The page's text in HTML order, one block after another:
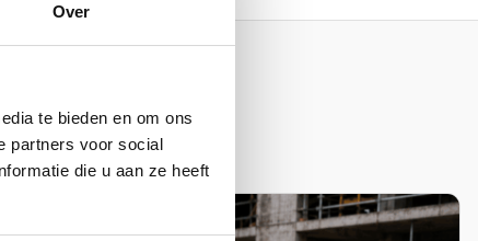
Over
te bieden en om ons
partners voor social
die u aan ze heeft